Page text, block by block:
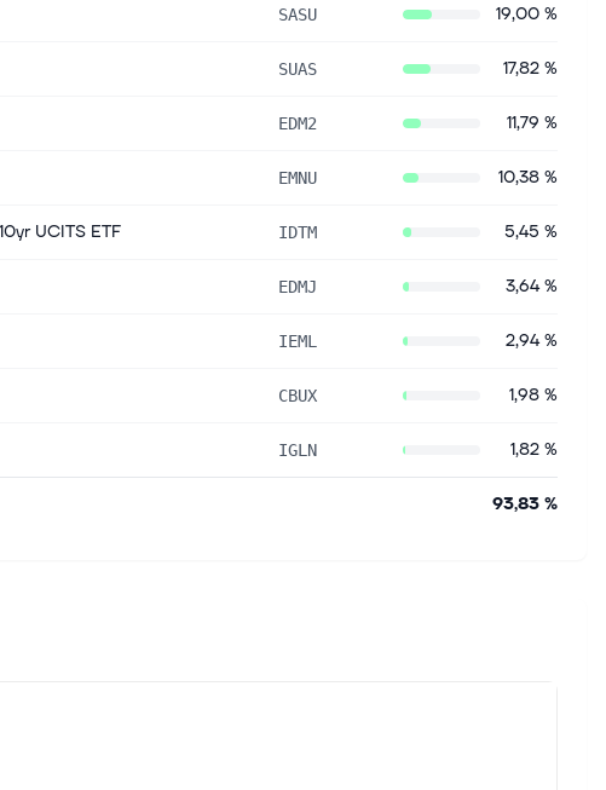
SASU 19,00 %
SUAS 17,82 %
EDM2 11,79 %
EMNU 10,38 %
UCITS ETF IDTM 5,45 %
EDMJ 3,64 %
IEML 2,94 %
CBUX 1,98 %
IGLN 1,82 %
93,83 %